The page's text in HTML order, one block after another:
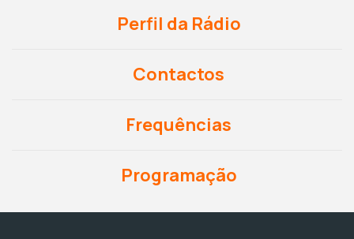
Perfil da Rádio
Contactos
Frequências
Programação